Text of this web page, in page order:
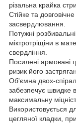
різальна крайка
Стійке та
засвердлювання.
Потужні
міктротріщіни в
свердління.
Посилені армовані
ризик його
Об'ємна двох-
забезпечує швидке
максимальну
Використовується
цегляної кладки,